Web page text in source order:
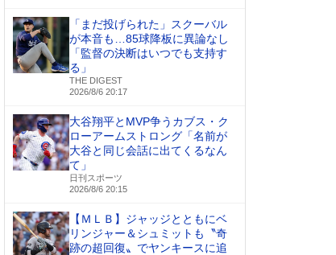
「まだ投げられた」スクーバル
が本音も…85球降板に異論なし
「監督の決断はいつでも支持す
る」
THE DIGEST
2026/8/6 20:17
大谷翔平とMVP争うカブス・ク
ローアームストロング「名前が
大谷と同じ会話に出てくるなん
て」
日刊スポーツ
2026/8/6 20:15
【ＭＬＢ】ジャッジとともにベ
リンジャー＆シュミットも〝奇
跡の超回復〟でヤンキースに追